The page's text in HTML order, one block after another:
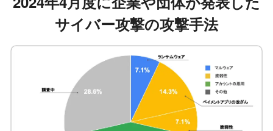
サイバー攻撃の攻撃手法